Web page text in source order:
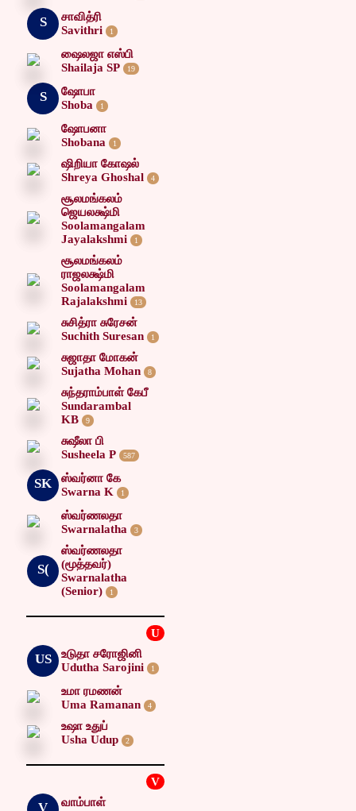
S
சாவித்ரி
Savithri
1
ஷைலஜா எஸ்பி
Shailaja SP
19
S
ஷோபா
Shoba
1
ஷோபனா
Shobana
1
ஷிறியா கோஷல்
Shreya Ghoshal
4
சூலமங்கலம்
ஜெயலக்ஷ்மி
Soolamangalam
Jayalakshmi
1
சூலமங்கலம்
ராஜலக்ஷ்மி
Soolamangalam
Rajalakshmi
13
சுசித்ரா சுரேசன்
Suchith Suresan
1
சுஜாதா மோகன்
Sujatha Mohan
8
சுந்தராம்பாள் கேபீ
Sundarambal
KB
9
சுஷீலா பி
Susheela P
587
SK
ஸ்வர்னா கே
Swarna K
1
ஸ்வர்ணலதா
Swarnalatha
3
S(
ஸ்வர்ணலதா
(மூத்தவர்)
Swarnalatha
(Senior)
1
U
US
உடுதா சரோஜினி
Udutha Sarojini
1
உமா ரமணன்
Uma Ramanan
4
உஷா உதுப்
Usha Udup
2
V
V
வாம்பாள்